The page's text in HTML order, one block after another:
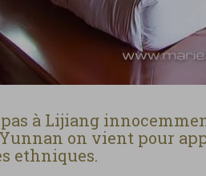
à Lijiang
on vient pour
ethniques.